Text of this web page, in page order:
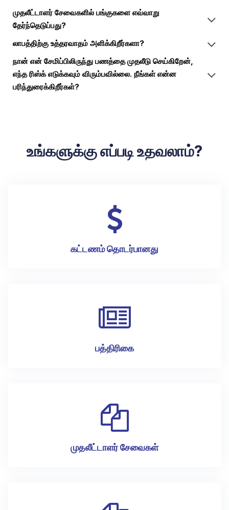
முதலீட்டாளர் சேவைகளில் பங்குகளை எவ்வாறு
தேர்ந்தெடுப்பது?
லாபத்திற்கு உத்தரவாதம் அளிக்கிறீர்களா?
நான் என் சேமிப்பிலிருந்து பணத்தை முதலீடு செய்கிறேன்,
எந்த ரிஸ்க் எடுக்கவும் விரும்பவில்லை. நீங்கள் என்ன
பரிந்துரைக்கிறீர்கள்?
உங்களுக்கு எப்படி உதவலாம்?
கட்டணம் தொடர்பானது
பத்திரிகை
முதலீட்டாளர் சேவைகள்